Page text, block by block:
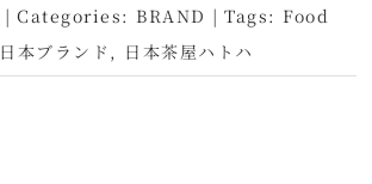
| Categories: BRAND | Tags: Food
日本ブランド , 日本茶屋ハトハ